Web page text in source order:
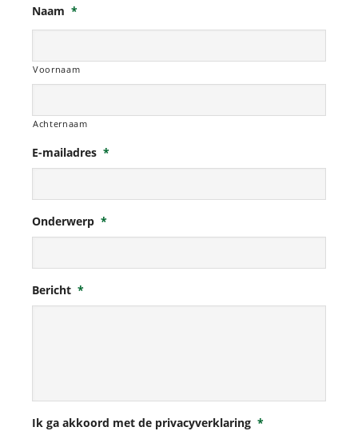
Naam *
Voornaam
Achternaam
E-mailadres *
Onderwerp *
Bericht *
Ik ga akkoord met de privacyverklaring *